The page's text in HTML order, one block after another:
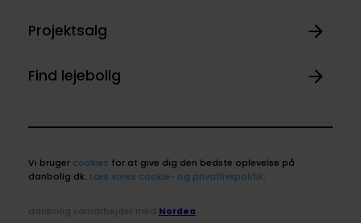
Projektsalg
Find lejebolig
Vi bruger cookies for at give dig den bedste oplevelse på
danbolig.dk. Læs vores cookie- og privatlivspolitik.
Nordea